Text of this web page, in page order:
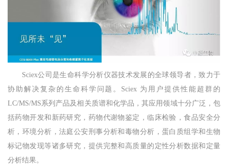
Sciex公司是生命科学分析仪器技术发展的全球领导者，致力于
协助解决复杂的生命科学问题。Sciex 为用户提供性能超群的
LC/MS/MS系列产品及相关质谱和化学品，其应用领域十分广泛，包
括药物开发和新药研究，药物代谢物鉴定，临床检验，食品安全分
析，环境分析，法庭公安刑事分析和毒物分析，蛋白质组学和生物
标记物发现等诸多研究，提供完整和高质量的定性分析数据和定量
分析结果。